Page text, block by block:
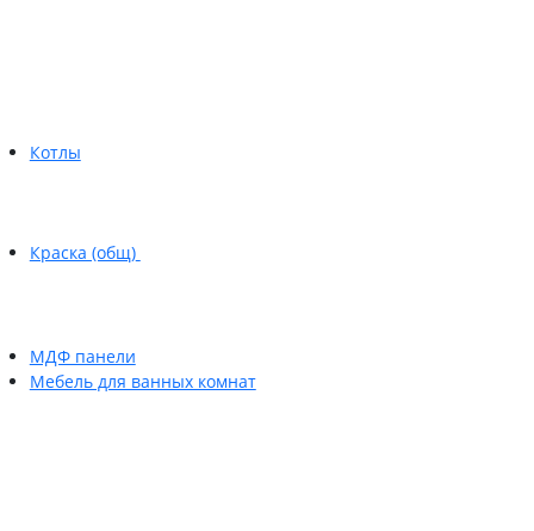
Котлы
Краска (общ)
МДФ панели
Мебель для ванных комнат